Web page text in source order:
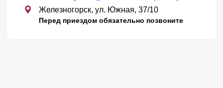
Железногорск, ул. Южная, 37/10
Перед приездом обязательно позвоните